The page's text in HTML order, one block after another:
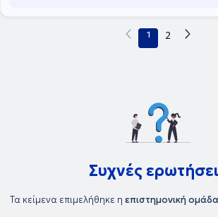
1 2
Συχνές
Τα κείμενα επιμελήθηκε η επιστημονική